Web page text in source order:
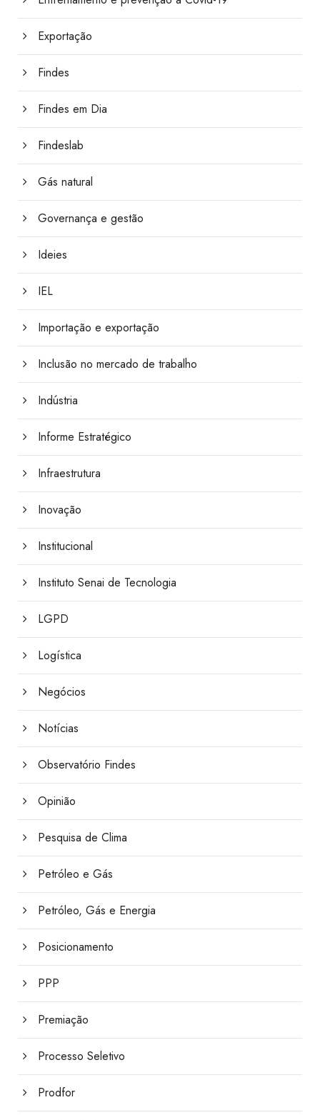
Exportação
Findes
Findes em Dia
Findeslab
Gás natural
Governança e gestão
Ideies
IEL
Importação e exportação
Inclusão no mercado de trabalho
Indústria
Informe Estratégico
Infraestrutura
Inovação
Institucional
Instituto Senai de Tecnologia
LGPD
Logística
Negócios
Notícias
Observatório Findes
Opinião
Pesquisa de Clima
Petróleo e Gás
Petróleo, Gás e Energia
Posicionamento
PPP
Premiação
Processo Seletivo
Prodfor